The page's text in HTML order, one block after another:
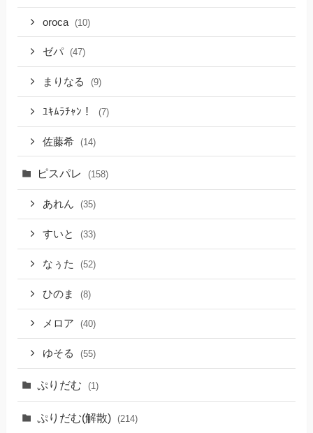
oroca (10)
ゼパ (47)
まりなる (9)
ﾕｷﾑﾗﾁｬﾝ！ (7)
佐藤希 (14)
ピスパレ (158)
あれん (35)
すいと (33)
なぅた (52)
ひのま (8)
メロア (40)
ゆそる (55)
ぷりだむ (1)
ぷりだむ(解散) (214)